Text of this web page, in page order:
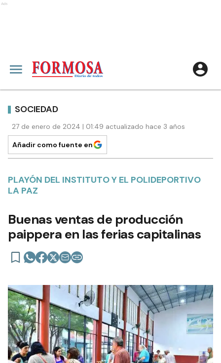
Ads
SOCIEDAD
27 de enero de 2024 | 01:49 actualizado hace 3 años
Añadir como fuente en
PLAYÓN DEL INSTITUTO Y EL POLIDEPORTIVO
LA PAZ
Buenas ventas de producción
paippera en las ferias capitalinas